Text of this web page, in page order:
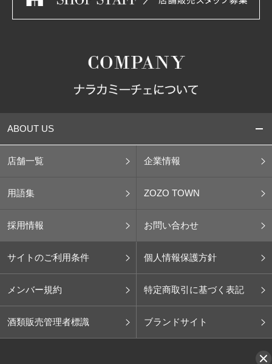
ABOUT US
店舗一覧 企業情報
用語集 ZOZO TOWN
採用情報 お問い合わせ
サイトのご利用条件 個人情報保護方針
メンバー規約 特定商取引に基づく表記
酒類販売管理者標識 ブランドサイト